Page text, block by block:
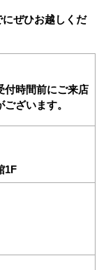
ぜひお越しくだ
時間前にご来店
ざいます。
1F